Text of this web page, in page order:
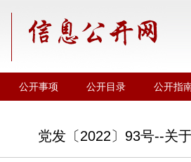
公开事项 公开目录 公开指
党发〔2022〕93号--关